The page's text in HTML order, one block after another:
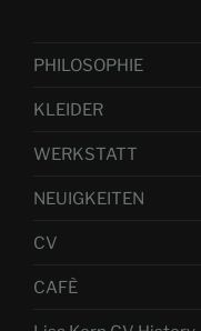
PHILOSOPHIE
KLEIDER
WERKSTATT
NEUIGKEITEN
CV
CAFÈ